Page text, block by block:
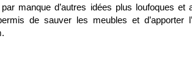
manque d’autres idées plus loufoques et
de sauver les meubles et d’apporter